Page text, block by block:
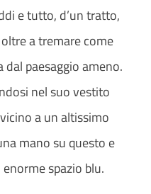
e tutto, d’un tratto,
a tremare come
paesaggio ameno.
nel suo vestito
a un altissimo
mano su questo e
spazio blu.